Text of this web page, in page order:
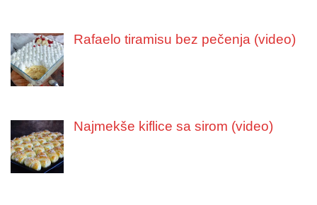
Rafaelo tiramisu bez pečenja (video)
Najmekše kiflice sa sirom (video)